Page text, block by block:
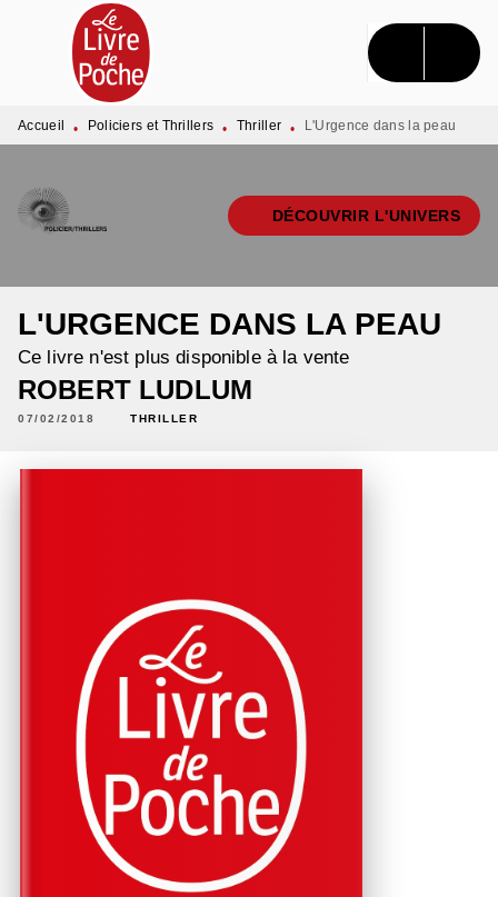
MENU RECHERCHE CONTENU
PIED DE PAGE
Accueil • Policiers et Thrillers • Thriller • L'Urgence dans la peau
DÉCOUVRIR L'UNIVERS
L'URGENCE DANS LA PEAU
Ce livre n'est plus disponible à la vente
ROBERT LUDLUM
07/02/2018 THRILLER